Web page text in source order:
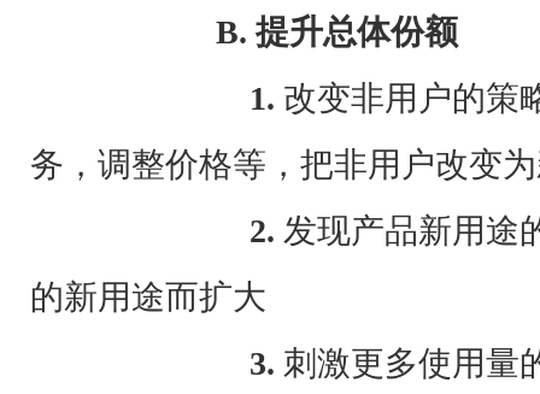
B.提升总体份额
1. 改变非用户的
务，调整价格等，把非用户改变
2. 发现产品新用
的新用途而扩大
3. 刺激更多使用量